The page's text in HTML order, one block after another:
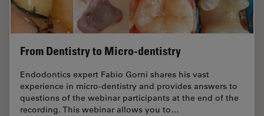
From Dentistry to Micro-dentistry
Endodontics expert Fabio Gorni shares his vast
experience in micro-dentistry and provides answers to
questions of the webinar participants at the end of the
recording. This webinar allows you to…